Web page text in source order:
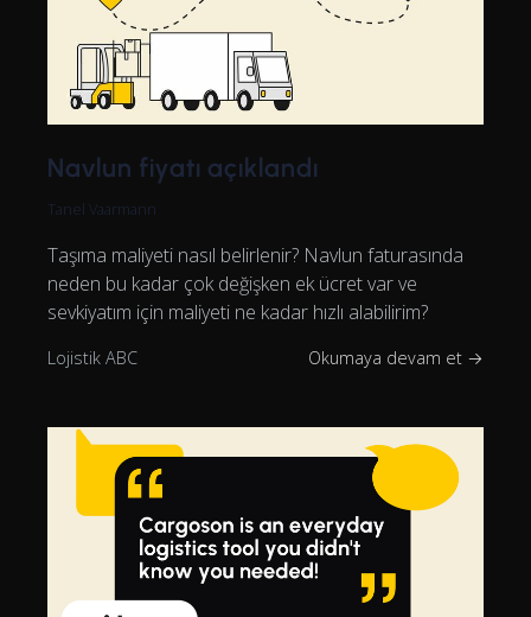
Navlun fiyatı açıklandı
Tanel Vaarmann
Taşıma maliyeti nasıl belirlenir? Navlun faturasında
neden bu kadar çok değişken ek ücret var ve
sevkiyatım için maliyeti ne kadar hızlı alabilirim?
Lojistik ABC Okumaya devam et →